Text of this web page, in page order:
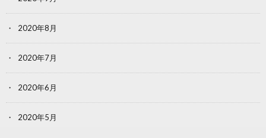
2020年8月
2020年7月
2020年6月
2020年5月